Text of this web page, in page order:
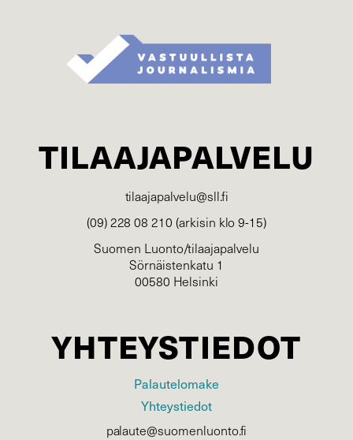
TILAAJAPALVELU
tilaajapalvelu@sll.fi
(09) 228 08 210 (arkisin klo 9-15)
Suomen Luonto/tilaajapalvelu
Sörnäistenkatu 1
00580 Helsinki
YHTEYSTIEDOT
Palautelomake
Yhteystiedot
palaute@suomenluonto.fi